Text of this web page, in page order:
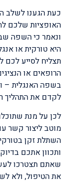
כעת הגענו לשלב
האופציות שלכם
ונאמר כי השפה
היא טורקית או
תצליח לסייע לכם
הרופאים או
בשפה האנגלית –
לקדם את התהליך
לכן על מנת
מוטב ליצור קשר
השתלת זקן
ותכוון אתכם
שאתם תצטרכו
את הטיפול, ולא